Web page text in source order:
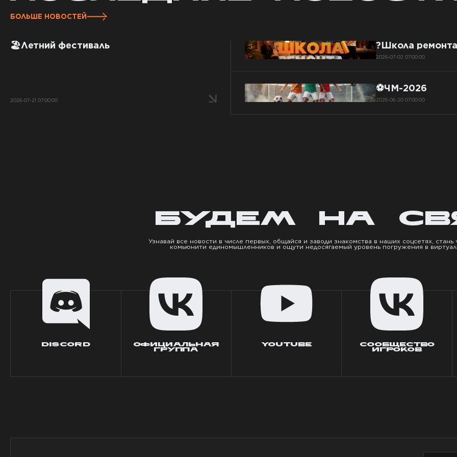
БОЛЬШЕ НОВОСТЕЙ
🏖️Летний фестиваль
2026-07-21 07:00:00
?Школа ремонта
2026-07-02 07:00:00
⚽ЧМ-2026
2026-06-20 07:00:00
БУДЕМ НА
Узнавай все новости в числе первых, общайся и заводи знакомства в наших соцсетях, стань
комьюнити единомышленников и ощути недосягаемый уровень погружения в
DISCORD
ОФИЦИАЛЬНАЯ
ГРУППА
YOUTUBE
СООБЩЕСТВО
ИГРОКОВ